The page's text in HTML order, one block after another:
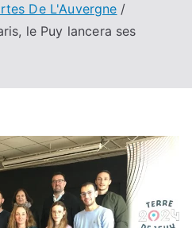
De L'Auvergne
le Puy lancera ses